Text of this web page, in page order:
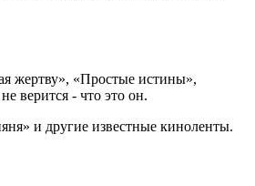
жертву», «Простые истины»,
верится - что это он.
и другие известные киноленты.